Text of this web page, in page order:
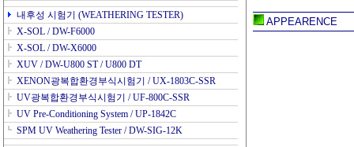
내후성 시험기 (WEATHERING TESTER)
X-SOL / DW-F6000
X-SOL / DW-X6000
XUV / DW-U800 ST / U800 DT
XENON광복합환경부식시험기 / UX-1803C-SSR
UV광복합환경부식시험기 / UF-800C-SSR
UV Pre-Conditioning System / UP-1842C
SPM UV Weathering Tester / DW-SIG-12K
APPEARENCE